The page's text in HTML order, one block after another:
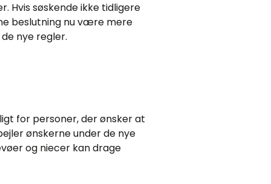
Hvis søskende ikke tidligere
beslutning nu være mere
nye regler.
for personer, der ønsker at
ønskerne under de nye
og niecer kan drage